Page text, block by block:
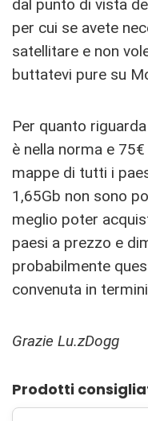
dal punto di vista
per cui se avete
satellitare e non
buttatevi pure su
Per quanto
è nella norma e
mappe di tutti i
1,65Gb non sono
meglio poter
paesi a prezzo e
probabilmente
convenuta in
Grazie Lu.zDogg
Prodotti